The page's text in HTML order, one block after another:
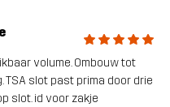
volume. Ombouw tot
TSA slot past prima door drie
slot. id voor zakje